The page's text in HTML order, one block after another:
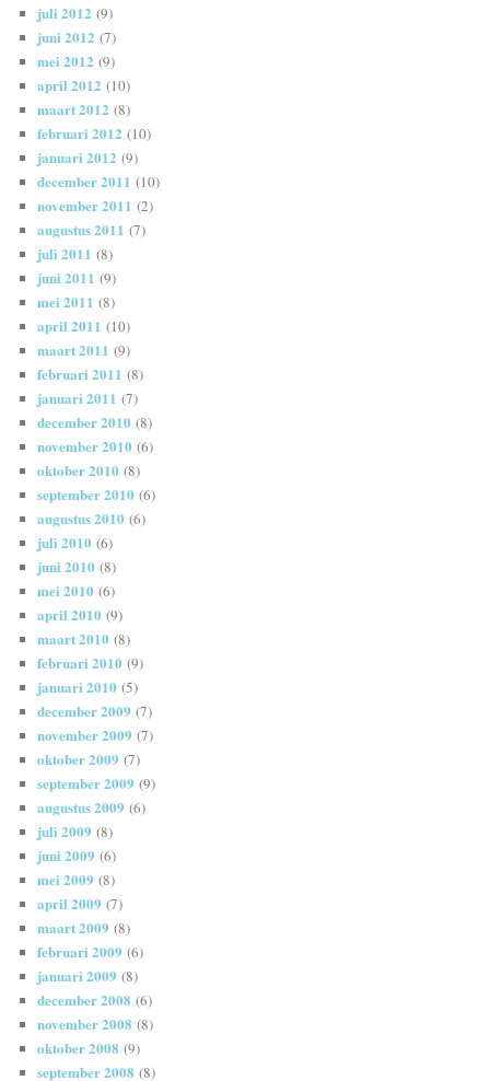
juli 2012 (9)
juni 2012 (7)
mei 2012 (9)
april 2012 (10)
maart 2012 (8)
februari 2012 (10)
januari 2012 (9)
december 2011 (10)
november 2011 (2)
augustus 2011 (7)
juli 2011 (8)
juni 2011 (9)
mei 2011 (8)
april 2011 (10)
maart 2011 (9)
februari 2011 (8)
januari 2011 (7)
december 2010 (8)
november 2010 (6)
oktober 2010 (8)
september 2010 (6)
augustus 2010 (6)
juli 2010 (6)
juni 2010 (8)
mei 2010 (6)
april 2010 (9)
maart 2010 (8)
februari 2010 (9)
januari 2010 (5)
december 2009 (7)
november 2009 (7)
oktober 2009 (7)
september 2009 (9)
augustus 2009 (6)
juli 2009 (8)
juni 2009 (6)
mei 2009 (8)
april 2009 (7)
maart 2009 (8)
februari 2009 (6)
januari 2009 (8)
december 2008 (6)
november 2008 (8)
oktober 2008 (9)
september 2008 (8)